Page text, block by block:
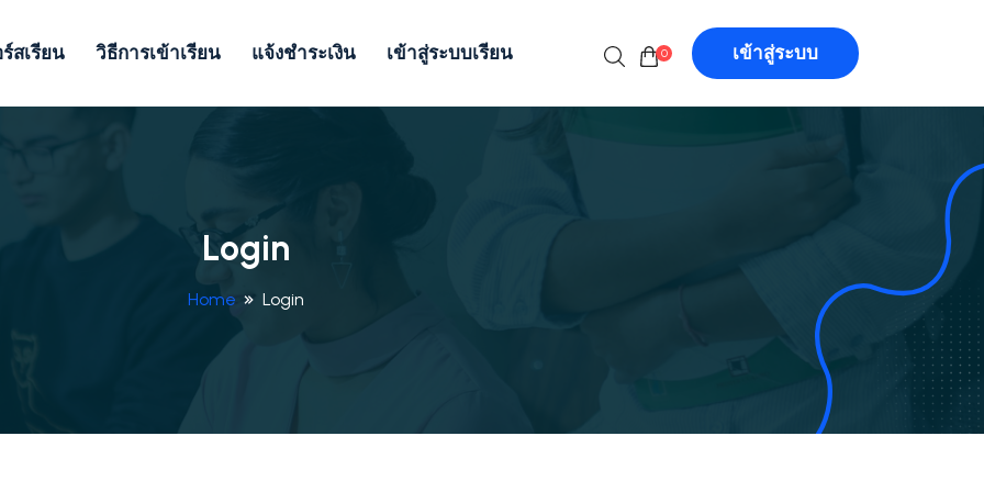
สเรียน วิธีการเข้าเรียน แจ้งชำระเงิน เข้าสู่ระบบเรียน 0 เข้าสู่ระบบ
Login
Home Login